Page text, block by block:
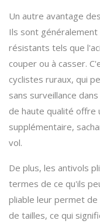
Un autre avantage
Ils sont
résistants tels que
couper ou à casser.
cyclistes ruraux, qui
sans surveillance
de haute qualité offre
supplémentaire,
vol.
De plus, les antivols
termes de ce qu'ils
pliable leur permet
de tailles, ce qui